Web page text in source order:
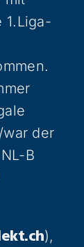
1.Liga-
war der
B
),